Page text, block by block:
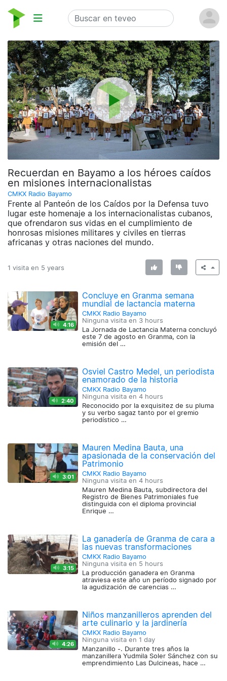
Recuerdan en Bayamo a los héroes caídos
en misiones internacionalistas
CMKX Radio Bayamo
Frente al Panteón de los Caídos por la Defensa tuvo
lugar este homenaje a los internacionalistas cubanos,
que ofrendaron sus vidas en el cumplimiento de
honrosas misiones militares y civiles en tierras
africanas y otras naciones del mundo.
1 visita en 5 years
4:16
Concluye en Granma semana
mundial de lactancia materna
CMKX Radio Bayamo
Ninguna visita en 3 hours
La Jornada de Lactancia Materna concluyó
este 7 de agosto en Granma, con la
emisión del …
2:40
Osviel Castro Medel, un periodista
enamorado de la historia
CMKX Radio Bayamo
Ninguna visita en4 hours
Reconocido por la exquisitez de su pluma
y su verbo sagaz tanto por el gremio
periodístico …
3:01
Mauren Medina Bauta, una
apasionada de la conservación del
Patrimonio
CMKX Radio Bayamo
Ninguna visita en4 hours
Mauren Medina Bauta, subdirectora del
Registro de Bienes Patrimoniales fue
distinguida con el diploma provincial
Enrique …
3:15
La ganadería de Granma de cara a
las nuevas transformaciones
CMKX Radio Bayamo
Ninguna visita en 5 hours
La producción ganadera en Granma
atraviesa este año un período signado por
la agudización de carencias …
4:26
Niños manzanilleros aprenden del
arte culinario y la jardinería
CMKX Radio Bayamo
Ninguna visita en 1 day
Manzanillo -. Durante tres años la
manzanillera Yudmila Soler Sánchez con su
emprendimiento Las Dulcineas, hace …